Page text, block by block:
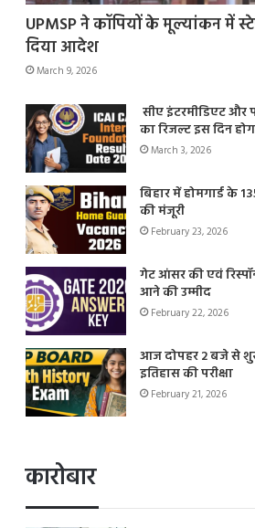
UPMSP ने कॉपियों के मूल्यांकन में
दिया आदेश
March 9, 2026
सीए इंटरमीडिएट और
का रिजल्ट इस दिन
March 3, 2026
बिहार में होमगार्ड के
की मंजूरी
February 23, 2026
गेट आंसर की एवं
आने की उम्मीद
February 22, 2026
आज दोपहर 2 बजे से
इतिहास की परीक्षा
February 21, 2026
कारोबार